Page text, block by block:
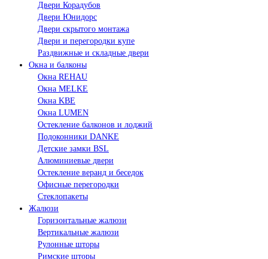
Двери Корадубов
Двери Юнидорс
Двери скрытого монтажа
Двери и перегородки купе
Раздвижные и складные двери
Окна и балконы
Окна REHAU
Окна MELKE
Окна KBE
Окна LUMEN
Остекление балконов и лоджий
Подоконники DANKE
Детские замки BSL
Алюминиевые двери
Остекление веранд и беседок
Офисные перегородки
Стеклопакеты
Жалюзи
Горизонтальные жалюзи
Вертикальные жалюзи
Рулонные шторы
Римские шторы